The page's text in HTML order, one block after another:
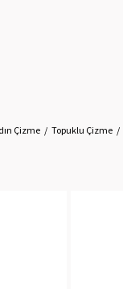
Çizme Topuklu Çizme